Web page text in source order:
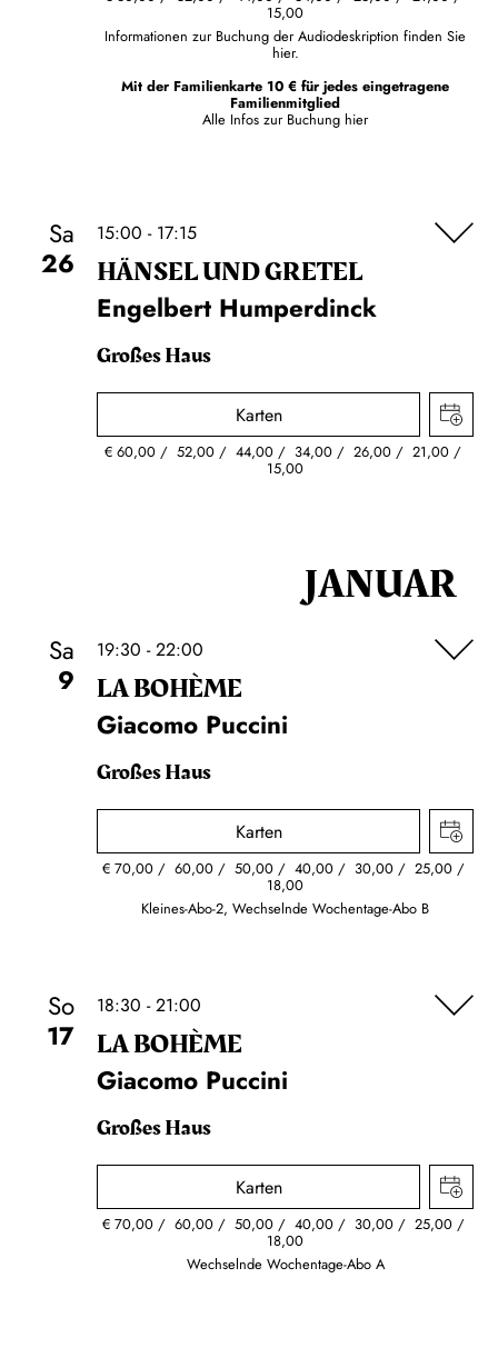
15,00
Informationen zur Buchung der Audiodeskription finden Sie
hier.
Mit der Familienkarte 10 € für jedes eingetragene
Familienmitglied
Alle Infos zur Buchung hier
Sa
26
15:00 - 17:15
HÄNSEL UND GRETEL
Engelbert Humperdinck
Großes Haus
Karten
€60,00 52,00 44,00 34,00 26,00 21,00
15,00
JANUAR
Sa
9
19:30 - 22:00
LA BOHÈME
Giacomo Puccini
Großes Haus
Karten
€ 70,00 60,00 50,00 40,00 30,00 25,00
18,00
Kleines-Abo-2, Wechselnde Wochentage-Abo B
So
17
18:30 - 21:00
LA BOHÈME
Giacomo Puccini
Großes Haus
Karten
€ 70,00 60,00 50,00 40,00 30,00 25,00
18,00
Wechselnde Wochentage-Abo A